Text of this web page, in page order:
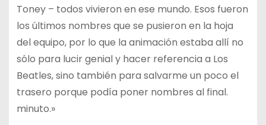
Toney – todos vivieron en ese mundo. Esos fueron
los últimos nombres que se pusieron en la hoja
del equipo, por lo que la animación estaba allí no
sólo para lucir genial y hacer referencia a Los
Beatles, sino también para salvarme un poco el
trasero porque podía poner nombres al final.
minuto.»